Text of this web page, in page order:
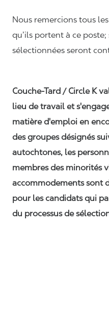
Nous remercions tous
qu’ils portent à ce
sélectionnées seront
Couche-Tard / Circle K
lieu de travail et
matière d'emploi en
des groupes désignés
autochtones, les
membres des minorités
accommodements sont
pour les candidats qui
du processus de